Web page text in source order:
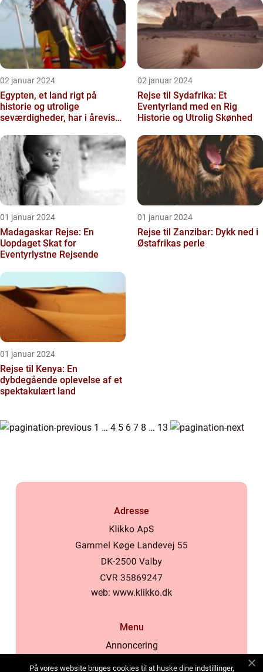
02 januar 2024
Egypten, et land rigt på
historie og utrolige
seværdigheder, har i årevis
02 januar 2024
Rejse til Sydafrika: Et
Eventyrland med en Rig
Historie og Utrolig Skønhed
01 januar 2024
Madagaskar Rejse: En
Uopdaget Skat for
Eventyrlystne Rejsende
01 januar 2024
Rejse til Zanzibar: Dykk ned i
Østafrikas perle
01 januar 2024
Rejse til Kenya: En
dybdegående oplevelse af et
spektakulært land
1 … 4 5 6 7 8 … 13
Adresse
web: www.klikko.dk
Menu
Annoncering
På vores website bruges cookies til at huske dine indstillinger,